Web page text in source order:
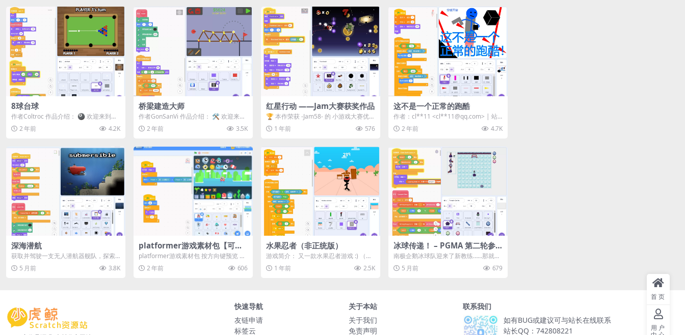
8球台球
作者Coltroc 作品介绍： 🎱 欢迎来到经
典8球台球！ 🌟 在这款台球游戏中...
2 年前 4.2K
桥梁建造大师
作者GonSanVi 作品介绍： 🛠️ 欢迎来到
《桥梁建造大师》！ 🌉 在这款益...
2 年前 3.5K
红星行动 ——Jam大赛获奖作品
🏆 本作荣获 -Jam58- 的 小游戏大赛优胜
奖！你是否有本事在时限内收集足够...
1 年前 576
这不是一个正常的跑酷
作者：cl**11 <cl**11@qq.com> | 站
内用户投稿...
2 年前 4.7K
深海潜航
获取并驾驶一支无人潜航器舰队，探索
海洋和水下地形。你能潜到多深？ 游戏
通关约需 ...
5 月前 3.8K
platformer游戏素材包【可预
览】
platformer游戏素材包 按方向键预览 预
览
2 年前 606
水果忍者（非正统版）
游戏简介： 又一款水果忍者游戏 :) （和
其他版本有些不同，哈哈） 抓住香蕉
躲...1 年前 2.5K
冰球传递！ – PGMA 第二轮参
赛作品
南极企鹅冰球队迎来了新教练……那就是
你！你能组织起复杂的传球，巧妙应对
各种障碍，...
5 月前 679
快速导航
友链申请
标签云
关于本站
关于我们
免责声明
联系我们
如有BUG或建议可与站长在线联系
站长QQ：742808221
首页
用户